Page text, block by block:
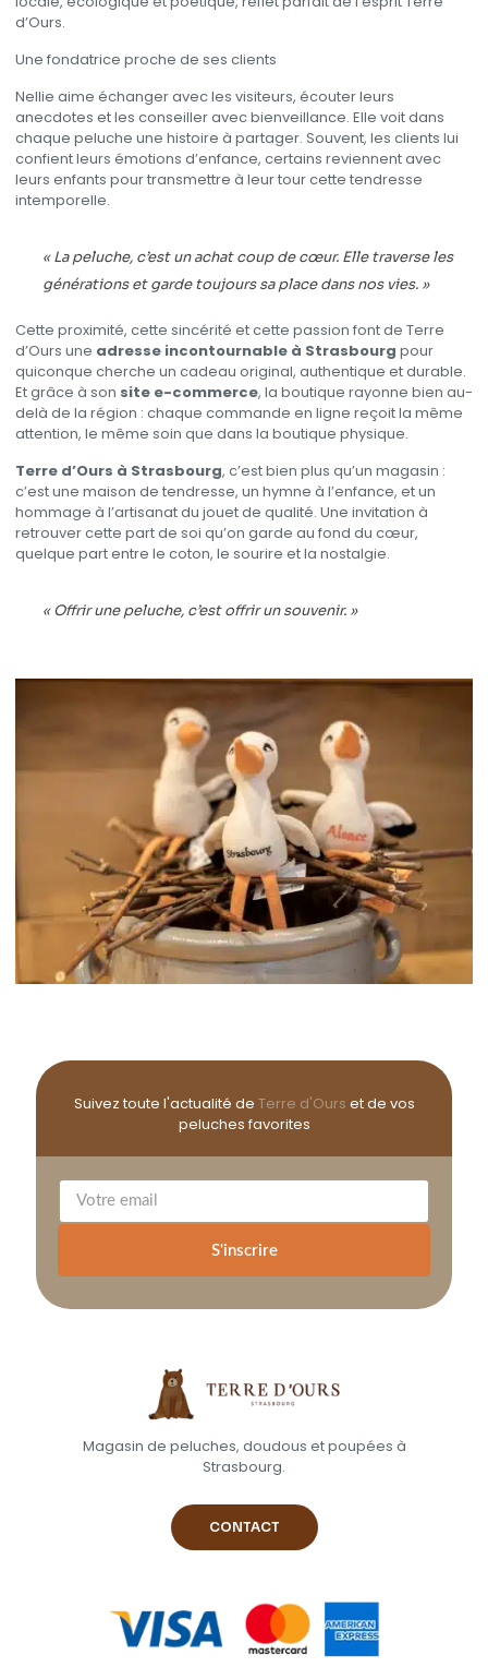
d’Ours.
Une fondatrice proche de ses clients
Nellie aime échanger avec les visiteurs, écouter leurs
anecdotes et les conseiller avec bienveillance. Elle voit dans
chaque peluche une histoire à partager. Souvent, les clients lui
confient leurs émotions d’enfance, certains reviennent avec
leurs enfants pour transmettre à leur tour cette tendresse
intemporelle.
« La peluche, c’est un achat coup de cœur. Elle traverse les
générations et garde toujours sa place dans nos vies. »
Cette proximité, cette sincérité et cette passion font de Terre
d’Ours une adresse incontournable à Strasbourg pour
quiconque cherche un cadeau original, authentique et durable.
Et grâce à son site e-commerce, la boutique rayonne bien au-
delà de la région : chaque commande en ligne reçoit la même
attention, le même soin que dans la boutique physique.
Terre d’Ours à Strasbourg, c’est bien plus qu’un magasin :
c’est une maison de tendresse, un hymne à l’enfance, et un
hommage à l’artisanat du jouet de qualité. Une invitation à
retrouver cette part de soi qu’on garde au fond du cœur,
quelque part entre le coton, le sourire et la nostalgie.
« Offrir une peluche, c’est offrir un souvenir. »
Suivez toute l'actualité de Terre d'Ours et de vos
peluches favorites
S'inscrire
Magasin de peluches, doudous et poupées à
Strasbourg.
CONTACT